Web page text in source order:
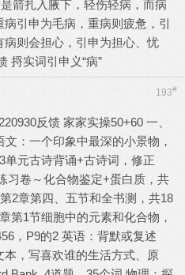
箭扎入腋下，轻伤轻病，而病
引申为毛病，重病则疲惫，引
病则会担心，引申为担心、忧
捋实词引申义“病”
193#
反馈 家家实操50+60 一、
：一个印象中最深的小景物，
单元古诗背诵+古诗词，修正
习卷～化合物鉴定+蛋白质，共
2章第四、五节和全书测，共18
第1节细胞中的元素和化合物，
，P9的2 英语：背默或复述
，写喜欢谁的生活方式、原